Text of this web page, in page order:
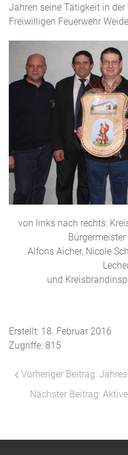
Jahren seine Tätigkeit in
Freiwilligen Feuerwehr
von links nach rechts:
Alfons Aicher, Nicole
und
Erstellt: 18. Februar 2016
Zugriffe: 815
Vorheriger Beitrag:
Nächster Beitrag: